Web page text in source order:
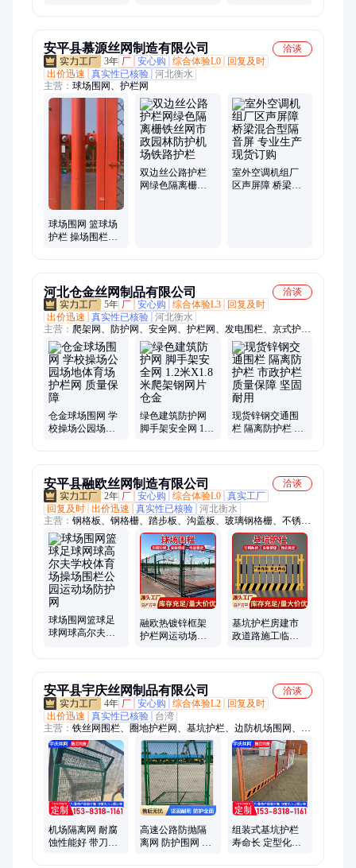
安平县慕源丝网制造有限公司
洽谈
3年 厂 安心购 综合体验L0
回复及时
出价迅速
真实性已核验 河北衡水
主营： 球场围网、护栏网
球场围网 篮球场
护栏 操场围栏网
双边丝公路护栏
网绿色隔离栅铁
室外空调机组厂
区声屏障 桥梁混
河北仓金丝网制品有限公司
洽谈
5年 厂 安心购 综合体验L3
回复及时
出价迅速
真实性已核验 河北衡水
主营： 爬架网、防护网、安全网、护栏网、发电围栏、京式护
栏、镀锌钢板、景观护栏、草坪围栏、安全围栏、防撞栏杆、河
道护栏、仿竹护栏、锌钢护栏、风抑尘网、市政护栏、灯光护
栏、球场护栏、分流围栏、冲孔围挡、球场围栏、隔离护栏、交
通护栏、防撞护栏、草坪护栏
仓金球场围网 学
校操场公园场地
绿色建筑防护网
脚手架安全网 1.2
现货锌钢交通围
栏 隔离防护栏 市
安平县融欧丝网制造有限公司
洽谈
2年 厂 安心购 综合体验L0 真实工厂
回复及时 出价迅速 真实性已核验 河北衡水
主营： 钢格板、钢格栅、踏步板、沟盖板、玻璃钢格栅、不锈钢
水篦子
球场围网篮球足
球网球高尔夫学
融欧热镀锌框架
护栏网运动场围
基坑护栏房建市
政道路施工临边
安平县宇庆丝网制品有限公司
洽谈
4年 厂 安心购 综合体验L2
回复及时
出价迅速
真实性已核验
台湾
主营： 铁丝网围栏、圈地护栏网、基坑护栏、边防机场围网、施
工围挡、车间护栏网、机器人围栏、球场围栏、绿色铁丝网、光
伏围栏、圈地围栏网、双边丝护栏、体育场护栏、车间冲孔围
挡、车间围栏、仓库隔离网、圈地铁丝网、果园圈地护栏、养殖
圈地护栏、临边护栏网、水渠防护网、桥梁防抛网、保税区护
栏、公路护栏网、厂区围墙护栏、锌钢围栏
机场隔离网 耐腐
蚀性能好 带刀片
高速公路防抛隔
离网 防护围网 天
组装式基坑护栏
寿命长 定型化防